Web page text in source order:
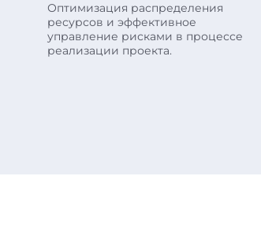
Оптимизация распределения
ресурсов и эффективное
управление рисками в процессе
реализации проекта.